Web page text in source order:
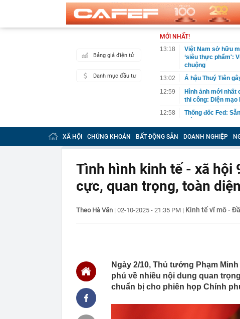
Bảng giá điện tử
Danh mục đầu tư
MỚI NHẤT!
13:18
Việt Nam sở hữu
‘siêu thực phẩm':
chuộng
13:02
Á hậu Thuý Tiên
12:59
Hình ảnh mới nhất
thi công: Diện
12:58
Thống đốc Fed:
12:56
Đang đi dạo, người
vụ kiện 6.800 tỷ
12:42
Chủ tịch công ty
Nam bị bắt
12.000 tấn đã lắp
các tên tuổi hàng
Tạm giữ hình sự
đường cao tốc
12:28
Bất ngờ 3 chiếc
12:23
Người bán rau
Mẹ đảm ở Nghệ
nằm ở 25 phút mỗi
XÃ HỘI CHỨNG KHOÁN BẤT ĐỘNG SẢN DOANH NGHIỆP
Tình hình kinh tế - xã hội
cực, quan trọng, toàn diện
Theo Hà Văn | 02-10-2025 - 21:35 PM | Kinh tế vĩ mô -
Ngày 2/10, Thủ tướng Phạm
phủ về nhiều nội dung quan
chuẩn bị cho phiên họp Chính